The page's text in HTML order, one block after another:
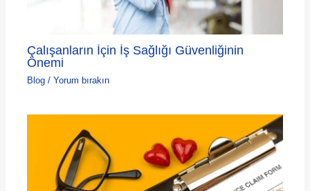
Çalışanların İçin İş Sağlığı Güvenliğinin
Önemi
Blog /Yorum bırakın